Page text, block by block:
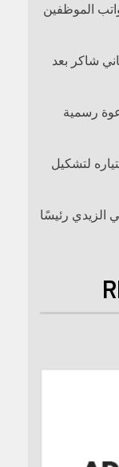
‏الموظفين
شاكر بعد
رسمية
لتشكيل
الزيدي رئيسًا